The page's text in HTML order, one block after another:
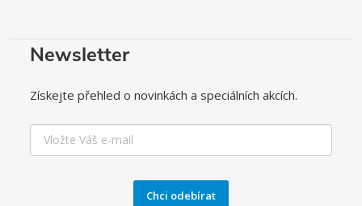
Newsletter
Získejte přehled o novinkách a speciálních akcích.
Chci odebírat